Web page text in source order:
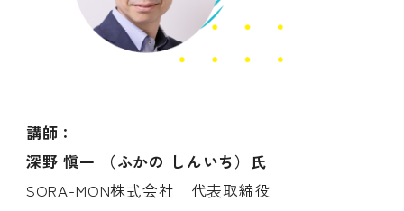
講師：
深野 愼一 （ふかの しんいち） 氏
SORA-MON株式会社 代表取締役